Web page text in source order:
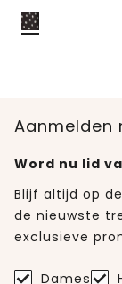
Aanmelden
Word nu lid
Blijf altijd op
de nieuwste
exclusieve
Dames